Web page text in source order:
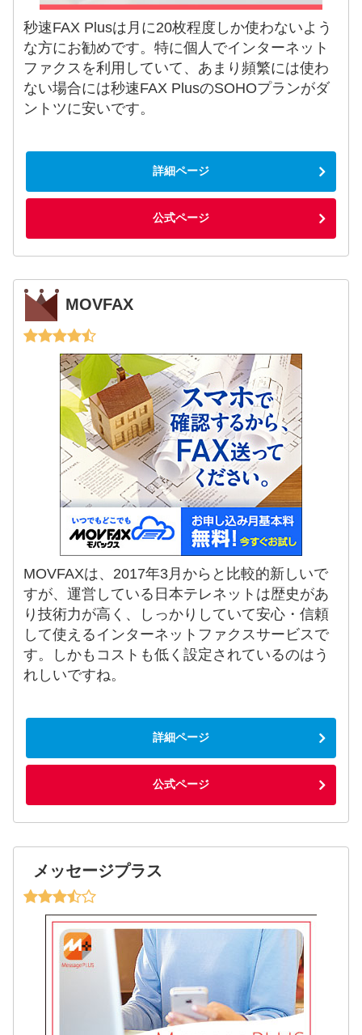
秒速FAX Plusは月に20枚程度しか使わないよう
な方にお勧めです。特に個人でインターネット
ファクスを利用していて、あまり頻繁には使わ
ない場合には秒速FAX PlusのSOHOプランがダ
ントツに安いです。
詳細ページ
公式ページ
MOVFAX
MOVFAXは、2017年3月からと比較的新しいで
すが、運営している日本テレネットは歴史があ
り技術力が高く、しっかりしていて安心・信頼
して使えるインターネットファクスサービスで
す。しかもコストも低く設定されているのはう
れしいですね。
詳細ページ
公式ページ
メッセージプラス